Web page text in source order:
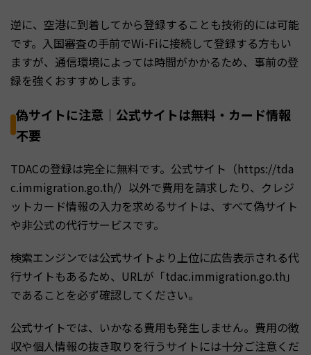
逆に、空港に到着してから登録することも技術的には可能
です。入国審査の手前でWi-Fiに接続して登録する方もい
ますが、通信環境によっては時間がかかるため、事前の登
録を強くおすすめします。
偽サイトに注意｜公式サイトは無料・カード情報
不要
TDACの登録は完全に無料です。公式サイト（https://tda
c.immigration.go.th/）以外で費用を請求したり、クレジ
ットカード情報の入力を求めるサイトは、すべて偽サイト
や非公式の代行サービスです。
検索エンジンでは公式サイトより上位に広告表示される代
行サイトもあるため、URLが「tdac.immigration.go.th」
であることを必ず確認してください。
公式サイトでは、いかなる費用も発生しません。費用の徴
収や個人情報の抜き取りを行うサイトには十分ご注意くだ